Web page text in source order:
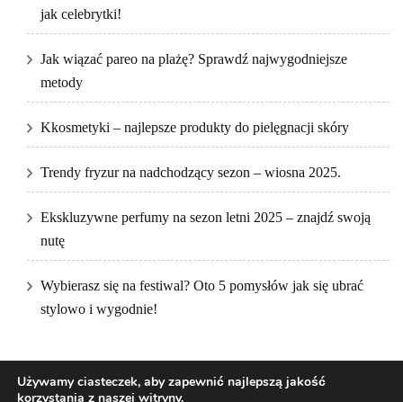
jak celebrytki!
Jak wiązać pareo na plażę? Sprawdź najwygodniejsze
metody
Kkosmetyki – najlepsze produkty do pielęgnacji skóry
Trendy fryzur na nadchodzący sezon – wiosna 2025.
Ekskluzywne perfumy na sezon letni 2025 – znajdź swoją
nutę
Wybierasz się na festiwal? Oto 5 pomysłów jak się ubrać
stylowo i wygodnie!
Używamy ciasteczek, aby zapewnić najlepszą jakość
korzystania z naszej witryny.